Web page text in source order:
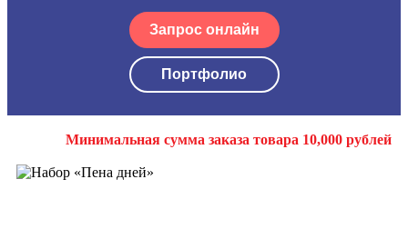
Запрос онлайн
Портфолио
Минимальная сумма заказа товара 10,000 рублей